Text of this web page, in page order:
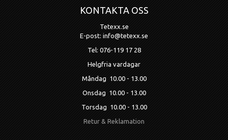
KONTAKTA OSS
Tetexx.se
E-post: info@tetexx.se
Tel: 076-119 17 28
Helgfria vardagar
Måndag 10.00 - 13.00
Onsdag 10.00 - 13.00
Torsdag 10.00 - 13.00
Retur & Reklamation